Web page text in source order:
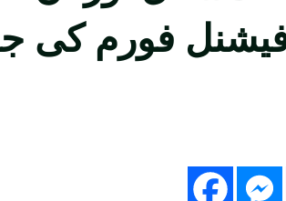
فورم کی